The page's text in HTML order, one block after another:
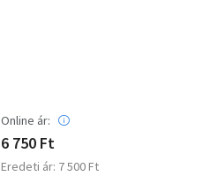
Online ár:
6 750 Ft
Eredeti ár: 7 500 Ft